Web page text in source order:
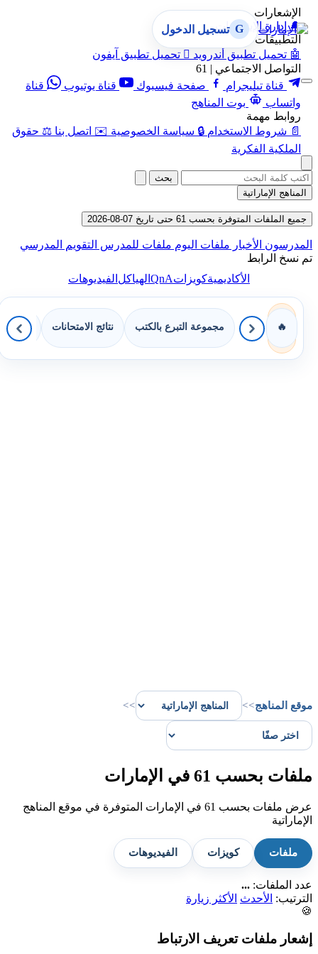
الإشعارات
🔔 إدارة الإشعارات
التطبيقات
🤖 تحميل تطبيق أندرويد  تحميل تطبيق آيفون
التواصل الاجتماعي | 61
قناة تيليجرام
صفحة فيسبوك قناة يوتيوب
قناة
واتساب
بوت المناهج
روابط مهمة
📄 شروط الاستخدام 🔒 سياسة الخصوصية ✉️ اتصل بنا ⚖️ حقوق
الملكية الفكرية
G تسجيل الدخول
بحث
المناهج الإماراتية
جميع الملفات المتوفرة بحسب 61 حتى تاريخ 07-08-2026
المدرسون الأخبار ملفات اليوم ملفات للمدرس التقويم المدرسي
تم نسخ الرابط
الأكاديميةكويزاتQnAالهياكلالفيديوهات
🔥 مجموعة التبرع بالكتب نتائج الامتحانات
موقع المناهج>>
>>
ملفات بحسب 61 في الإمارات
عرض ملفات بحسب 61 في الإمارات المتوفرة في موقع المناهج
الإماراتية
ملفات كويزات الفيديوهات
عدد الملفات: ...
الترتيب:
الأحدث
الأكثر زيارة
🍪
إشعار ملفات تعريف الارتباط